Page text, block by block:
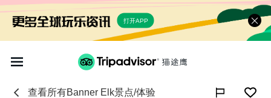
打开APP
查看所有Banner Elk景点/体验